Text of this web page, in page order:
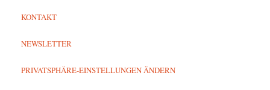
KONTAKT
NEWSLETTER
PRIVATSPHÄRE-EINSTELLUNGEN ÄNDERN